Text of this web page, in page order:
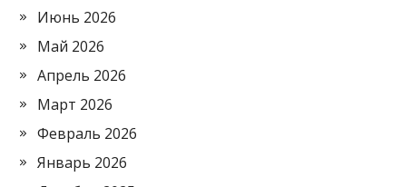
Июнь 2026
Май 2026
Апрель 2026
Март 2026
Февраль 2026
Январь 2026